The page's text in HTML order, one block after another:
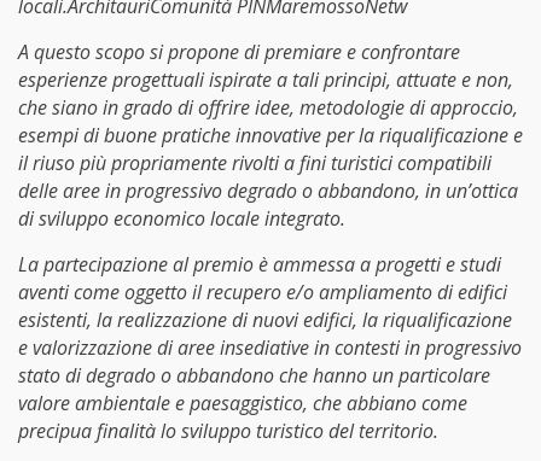
locali.ArchitauriComunità PINMaremossoNetw
A questo scopo si propone di premiare e confrontare
esperienze progettuali ispirate a tali principi, attuate e non,
che siano in grado di offrire idee, metodologie di approccio,
esempi di buone pratiche innovative per la riqualificazione e
il riuso più propriamente rivolti a fini turistici compatibili
delle aree in progressivo degrado o abbandono, in un’ottica
di sviluppo economico locale integrato.
La partecipazione al premio è ammessa a progetti e studi
aventi come oggetto il recupero e/o ampliamento di edifici
esistenti, la realizzazione di nuovi edifici, la riqualificazione
e valorizzazione di aree insediative in contesti in progressivo
stato di degrado o abbandono che hanno un particolare
valore ambientale e paesaggistico, che abbiano come
precipua finalità lo sviluppo turistico del territorio.